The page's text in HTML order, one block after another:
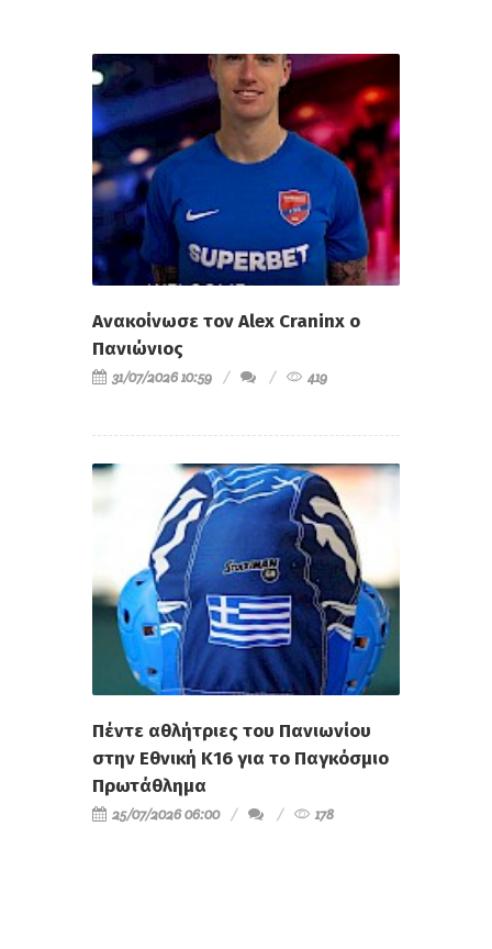
Ανακοίνωσε τον Alex Craninx ο
Πανιώνιος
31/07/2026 10:59 419
Πέντε αθλήτριες του Πανιωνίου
στην Εθνική Κ16 για το Παγκόσμιο
Πρωτάθλημα
25/07/2026 06:00 178